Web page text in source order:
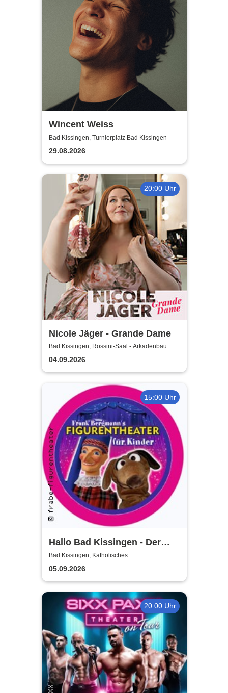
Wincent Weiss
Bad Kissingen, Turnierplatz Bad Kissingen
29.08.2026
20:00 Uhr
Nicole Jäger - Grande Dame
Bad Kissingen, Rossini-Saal - Arkadenbau
04.09.2026
15:00 Uhr
Hallo Bad Kissingen - Der
Kasper und seine Freunde
kommen zu euch!
Bad Kissingen, Katholisches
Gemeindezentrum
05.09.2026
20:00 Uhr